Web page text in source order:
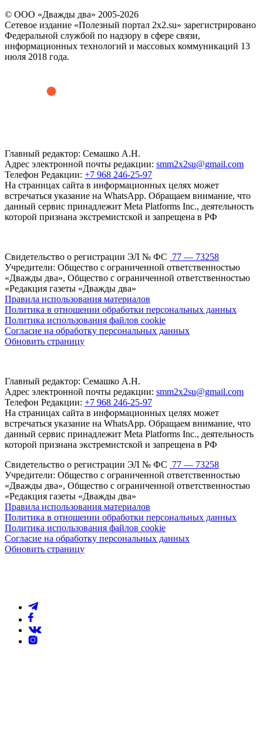
© ООО «Дважды два» 2005-2026
Сетевое издание «Полезный портал 2x2.su» зарегистрировано
Федеральной службой по надзору в сфере связи,
информационных технологий и массовых коммуникаций 13
июля 2018 года.
Главный редактор: Семашко А.Н.
Адрес электронной почты редакции: smm2x2su@gmail.com
Телефон Редакции: +7 968 246-25-97
На страницах сайта в информационных целях может
встречаться указание на WhatsApp. Обращаем внимание, что
данный сервис принадлежит Meta Platforms Inc., деятельность
которой признана экстремистской и запрещена в РФ
Свидетельство о регистрации ЭЛ № ФС 77 — 73258
Учредители: Общество с ограниченной ответственностью
«Дважды два», Общество с ограниченной ответственностью
«Редакция газеты «Дважды два»
Правила использования материалов
Политика в отношении обработки персональных данных
Политика использования файлов cookie
Согласие на обработку персональных данных
Обновить страницу
Главный редактор: Семашко А.Н.
Адрес электронной почты редакции: smm2x2su@gmail.com
Телефон Редакции: +7 968 246-25-97
На страницах сайта в информационных целях может
встречаться указание на WhatsApp. Обращаем внимание, что
данный сервис принадлежит Meta Platforms Inc., деятельность
которой признана экстремистской и запрещена в РФ
Свидетельство о регистрации ЭЛ № ФС 77 — 73258
Учредители: Общество с ограниченной ответственностью
«Дважды два», Общество с ограниченной ответственностью
«Редакция газеты «Дважды два»
Правила использования материалов
Политика в отношении обработки персональных данных
Политика использования файлов cookie
Согласие на обработку персональных данных
Обновить страницу